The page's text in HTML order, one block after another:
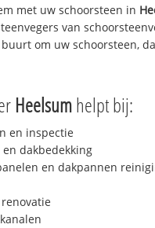
met uw schoorsteen in
van
om uw schoorsteen,
Heelsumhelpt bij:
en inspectie
dakbedekking
en dakpannen